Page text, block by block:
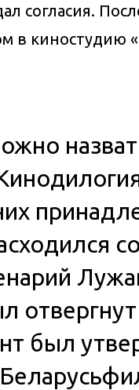
согласия.
в киностудию
отвергнут
был